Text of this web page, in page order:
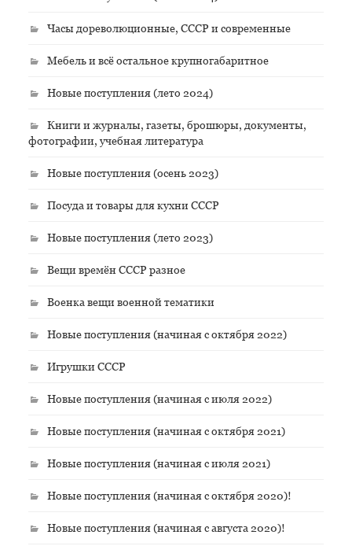
Часы дореволюционные, СССР и современные
Мебель и всё остальное крупногабаритное
Новые поступления (лето 2024)
Книги и журналы, газеты, брошюры, документы,
фотографии, учебная литература
Новые поступления (осень 2023)
Посуда и товары для кухни СССР
Новые поступления (лето 2023)
Вещи времён СССР разное
Военка вещи военной тематики
Новые поступления (начиная с октября 2022)
Игрушки СССР
Новые поступления (начиная с июля 2022)
Новые поступления (начиная с октября 2021)
Новые поступления (начиная с июля 2021)
Новые поступления (начиная с октября 2020)!
Новые поступления (начиная с августа 2020)!